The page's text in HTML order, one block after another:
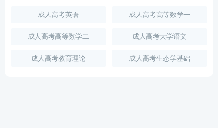
成人高考英语 成人高考高等数学一
成人高考高等数学二 成人高考大学语文
成人高考教育理论 成人高考生态学基础